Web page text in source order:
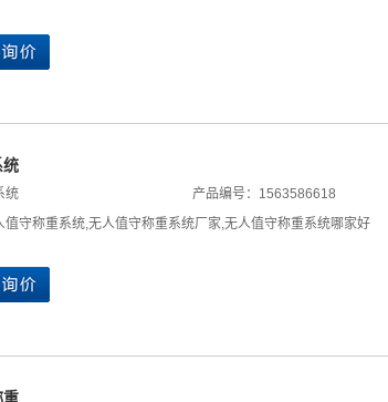
统
统 产品编号：1563586618
值守称重系统,无人值守称重系统厂家,无人值守称重系统哪家好
重